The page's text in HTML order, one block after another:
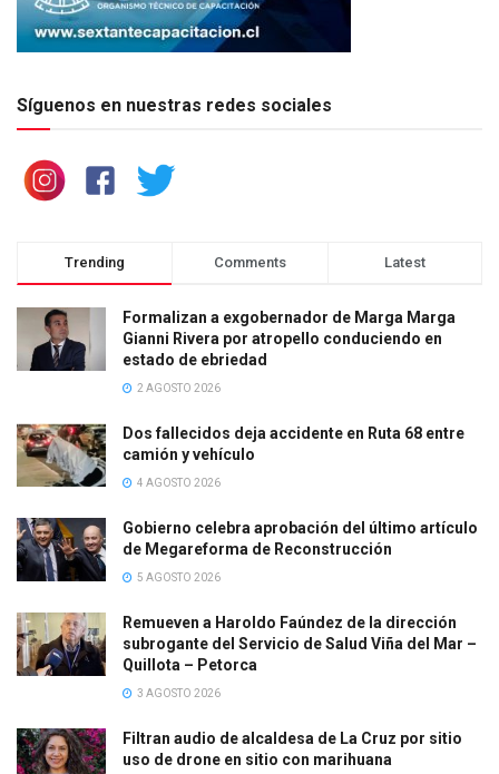
Síguenos en nuestras redes sociales
Trending Comments Latest
Formalizan a exgobernador de Marga Marga
Gianni Rivera por atropello conduciendo en
estado de ebriedad
2 AGOSTO 2026
Dos fallecidos deja accidente en Ruta 68 entre
camión y vehículo
4 AGOSTO 2026
Gobierno celebra aprobación del último artículo
de Megareforma de Reconstrucción
5 AGOSTO 2026
Remueven a Haroldo Faúndez de la dirección
subrogante del Servicio de Salud Viña del Mar –
Quillota – Petorca
3 AGOSTO 2026
Filtran audio de alcaldesa de La Cruz por sitio
uso de drone en sitio con marihuana